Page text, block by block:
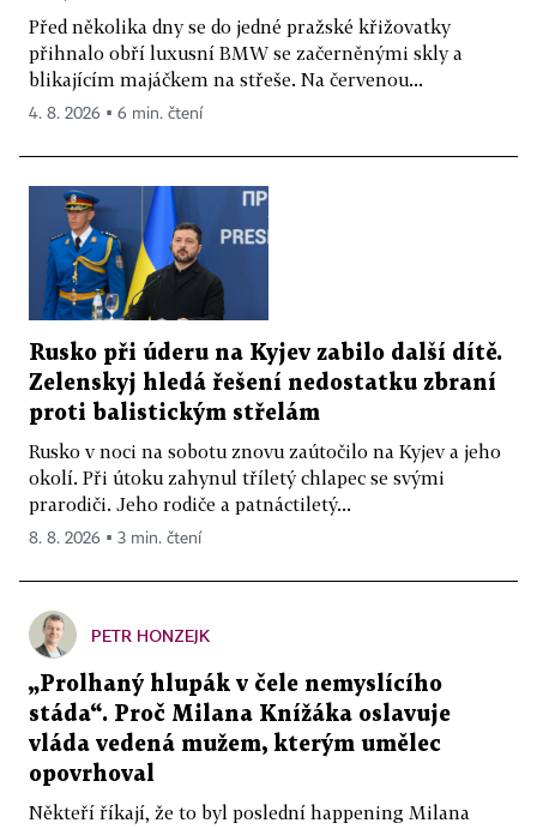
Před několika dny se do jedné pražské křižovatky
přihnalo obří luxusní BMW se začerněnými skly a
blikajícím majáčkem na střeše. Na červenou...
4. 8. 2026 ▪ 6 min. čtení
Rusko při úderu na Kyjev zabilo další dítě.
Zelenskyj hledá řešení nedostatku zbraní
proti balistickým střelám
Rusko v noci na sobotu znovu zaútočilo na Kyjev a jeho
okolí. Při útoku zahynul tříletý chlapec se svými
prarodiči. Jeho rodiče a patnáctiletý...
8. 8. 2026 ▪ 3 min. čtení
PETR HONZEJK
„Prolhaný hlupák v čele nemyslícího
stáda“. Proč Milana Knížáka oslavuje
vláda vedená mužem, kterým umělec
opovrhoval
Někteří říkají, že to byl poslední happening Milana